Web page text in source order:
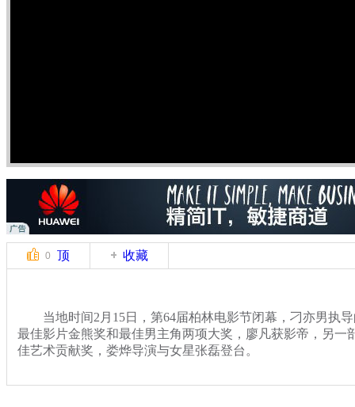
0 顶 收藏
当地时间2月15日，第64届柏林电影节闭幕，刁亦男执导
最佳影片金熊奖和最佳男主角两项大奖，廖凡获影帝，另一
佳艺术贡献奖，娄烨导演与女星张磊登台。